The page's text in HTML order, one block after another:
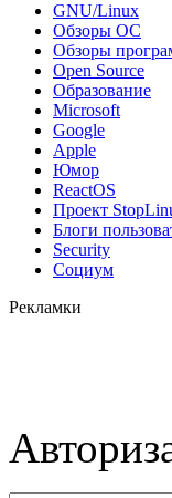
GNU/Linux
Обзоры ОС
Обзоры
Open Source
Образование
Microsoft
Google
Apple
Юмор
ReactOS
Проект
Блоги
Security
Социум
Рекламки